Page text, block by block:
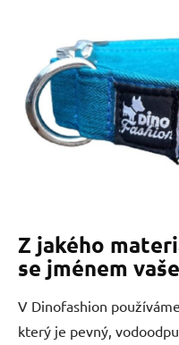
Z jakého
se jménem
V Dinofashion
který je pevný,